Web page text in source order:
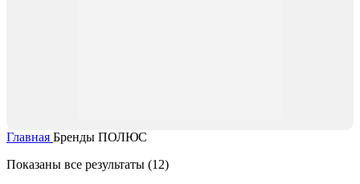
Главная Бренды ПОЛЮС
Показаны все результаты (12)Сортировка: